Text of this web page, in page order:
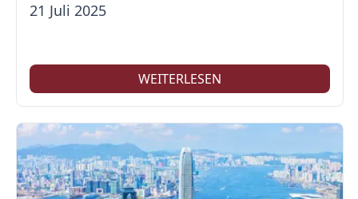
21 Juli 2025
WEITERLESEN